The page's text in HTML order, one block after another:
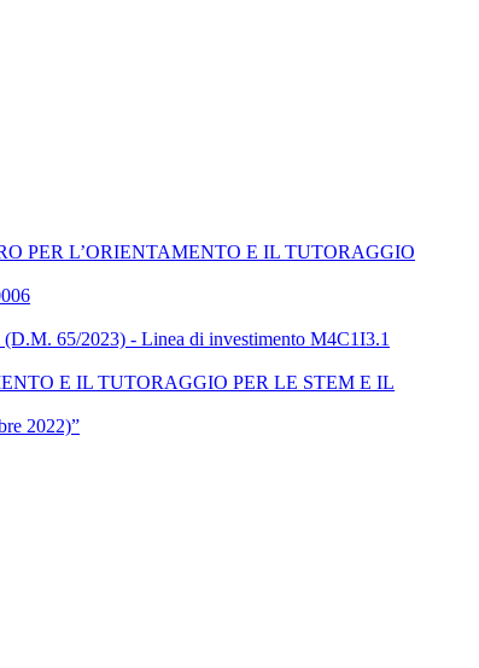
PER L’ORIENTAMENTO E IL TUTORAGGIO
65/2023) - Linea di investimento M4C1I3.1
E IL TUTORAGGIO PER LE STEM E IL
2022)”